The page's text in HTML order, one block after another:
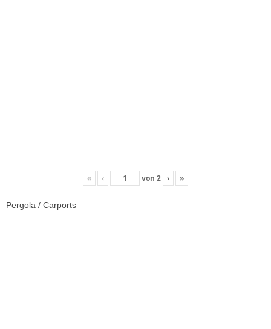
« ‹ von 2 › »
Pergola / Carports